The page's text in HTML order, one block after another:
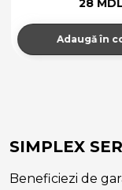
28 MDL
Adaugă în
SIMPLEX
Beneficiezi de